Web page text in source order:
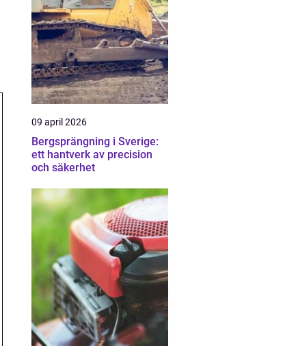
09 april 2026
Bergsprängning i Sverige:
ett hantverk av precision
och säkerhet